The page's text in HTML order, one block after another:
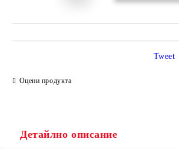
Оцени продукта
Tweet
Детайлно описание